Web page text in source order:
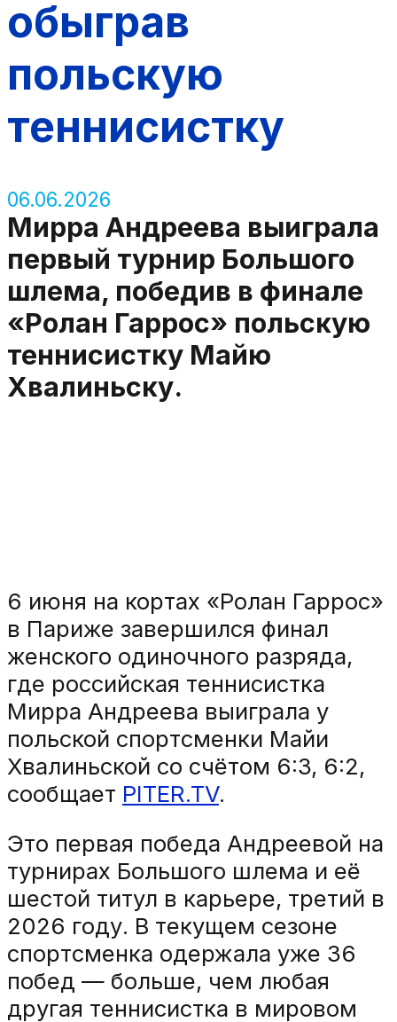
обыграв
польскую
теннисистку
06.06.2026
Мирра Андреева выиграла
первый турнир Большого
шлема, победив в финале
«Ролан Гаррос» польскую
теннисистку Майю
Хвалиньску.
6 июня на кортах «Ролан Гаррос»
в Париже завершился финал
женского одиночного разряда,
где российская теннисистка
Мирра Андреева выиграла у
польской спортсменки Майи
Хвалиньской со счётом 6:3, 6:2,
сообщает PITER.TV.
Это первая победа Андреевой на
турнирах Большого шлема и её
шестой титул в карьере, третий в
2026 году. В текущем сезоне
спортсменка одержала уже 36
побед — больше, чем любая
другая теннисистка в мировом